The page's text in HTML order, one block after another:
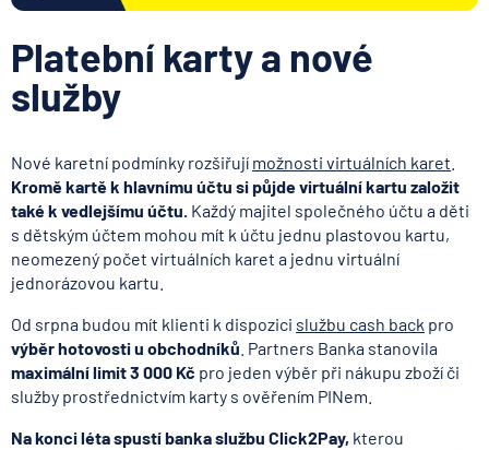
Platební karty a nové
služby
Nové karetní podmínky rozšiřují možnosti virtuálních karet
Kromě kartě k hlavnímu účtu si půjde virtuální kartu založit
také k vedlejšímu účtu. Každý majitel společného účtu a děti
s dětským účtem mohou mít k účtu jednu plastovou kartu,
neomezený počet virtuálních karet a jednu virtuální
jednorázovou kartu.
Od srpna budou mít klienti k dispozici službu cash back pro
výběr hotovosti u obchodníků . Partners Banka stanovila
maximální limit 3 000 Kč pro jeden výběr při nákupu zboží či
služby prostřednictvím karty s ověřením PINem.
Na konci léta spustí banka službu Click2Pay, kterou